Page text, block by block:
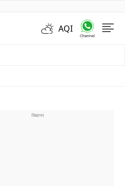
AQI